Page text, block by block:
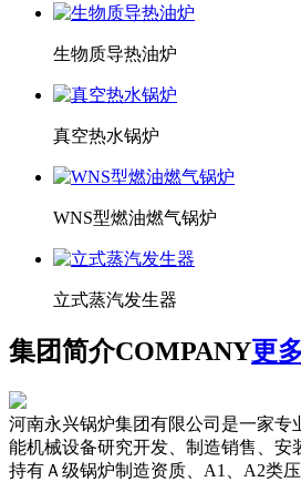
生物质导热油炉
真空热水锅炉
WNS型燃油燃气锅炉
立式蒸汽发生器
集团简介COMPANY更
河南永兴锅炉集团有限公司是一家专
能机械设备研究开发、制造销售、安
持有Ａ级锅炉制造资质、A1、A2类